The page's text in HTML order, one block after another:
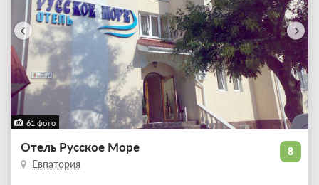
61 фото
8
Отель Русское Море
Евпатория